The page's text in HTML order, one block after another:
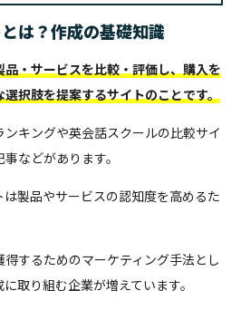
は？作成の基礎知識
・サービスを比較・評価し、購入を
択肢を提案するサイトのことです。
キングや英会話スクールの比較サイ
などがあります。
製品やサービスの認知度を高めるた
するためのマーケティング手法とし
取り組む企業が増えています。